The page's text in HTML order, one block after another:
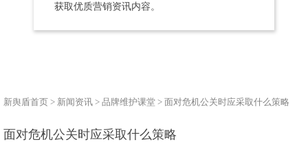
获取优质营销资讯内容。
新舆盾首页 > 新闻资讯 > 品牌维护课堂 > 面对危机公关时应采取什么策略
面对危机公关时应采取什么策略